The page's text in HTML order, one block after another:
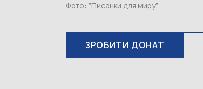
Фото: “Писанки для миру”
ЗРОБИТИ ДОНАТ